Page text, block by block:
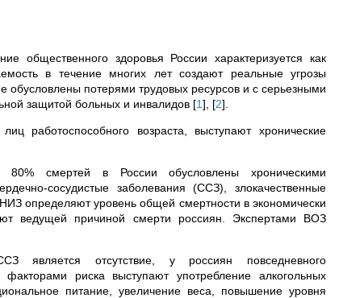
общественного здоровья России характеризуется как
в течение многих лет создают реальные угрозы
потерями трудовых ресурсов и с серьезными
защитой больных и инвалидов [1] [2]
работоспособного возраста, выступают хронические
смертей в России обусловлены хроническими
сосудистые заболевания (ССЗ), злокачественные
определяют уровень общей смертности в экономически
ведущей причиной смерти россиян. Экспертами ВОЗ
является отсутствие, у россиян повседневного
риска выступают употребление алкогольных
питание, увеличение веса, повышение уровня